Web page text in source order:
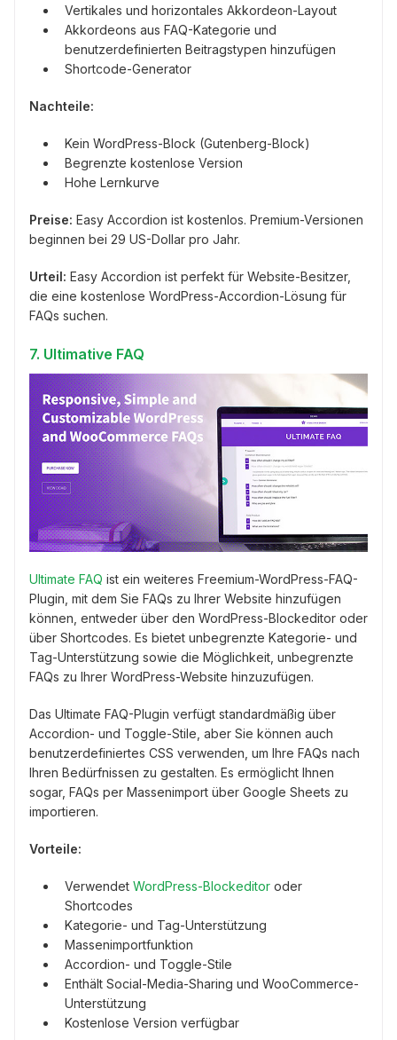
Vertikales und horizontales Akkordeon-Layout
Akkordeons aus FAQ-Kategorie und
benutzerdefinierten Beitragstypen hinzufügen
Shortcode-Generator
Nachteile:
Kein WordPress-Block (Gutenberg-Block)
Begrenzte kostenlose Version
Hohe Lernkurve
Preise: Easy Accordion ist kostenlos. Premium-Versionen
beginnen bei 29 US-Dollar pro Jahr.
Urteil: Easy Accordion ist perfekt für Website-Besitzer,
die eine kostenlose WordPress-Accordion-Lösung für
FAQs suchen.
7. Ultimative FAQ
Ultimate FAQ ist ein weiteres Freemium-WordPress-FAQ-
Plugin, mit dem Sie FAQs zu Ihrer Website hinzufügen
können, entweder über den WordPress-Blockeditor oder
über Shortcodes. Es bietet unbegrenzte Kategorie- und
Tag-Unterstützung sowie die Möglichkeit, unbegrenzte
FAQs zu Ihrer WordPress-Website hinzuzufügen.
Das Ultimate FAQ-Plugin verfügt standardmäßig über
Accordion- und Toggle-Stile, aber Sie können auch
benutzerdefiniertes CSS verwenden, um Ihre FAQs nach
Ihren Bedürfnissen zu gestalten. Es ermöglicht Ihnen
sogar, FAQs per Massenimport über Google Sheets zu
importieren.
Vorteile:
Verwendet WordPress-Blockeditor oder
Shortcodes
Kategorie- und Tag-Unterstützung
Massenimportfunktion
Accordion- und Toggle-Stile
Enthält Social-Media-Sharing und WooCommerce-
Unterstützung
Kostenlose Version verfügbar